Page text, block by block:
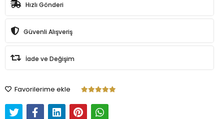
Hızlı Gönderi
Güvenli Alışveriş
İade ve Değişim
Favorilerime ekle